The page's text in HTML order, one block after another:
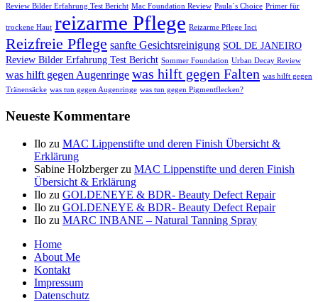
Review Bilder Erfahrung Test Bericht Mac Foundation Review Paula´s Choice Primer für
trockene Haut reizarme Pflege Reizarme Pflege Inci
Reizfreie Pflege sanfte Gesichtsreinigung SOL DE JANEIRO
Review Bilder Erfahrung Test Bericht Sommer Foundation Urban Decay Review
was hilft gegen Augenringe was hilft gegen Falten was hilft gegen
Tränensäcke was tun gegen Augenringe was tun gegen Pigmentflecken?
Neueste Kommentare
Ilo zu MAC Lippenstifte und deren Finish Übersicht &
Erklärung
Sabine Holzbergerzu MAC Lippenstifte und deren Finish
Übersicht & Erklärung
Ilo zu GOLDENEYE & BDR- Beauty Defect Repair
Ilo zu GOLDENEYE & BDR- Beauty Defect Repair
Ilo zu MARC INBANE – Natural Tanning Spray
Seitenfuß-
Menü
Home
About Me
Kontakt
Impressum
Datenschutz